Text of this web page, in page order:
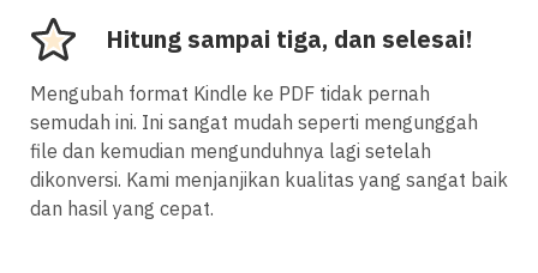
Hitung sampai tiga, dan selesai!
Mengubah format Kindle ke PDF tidak pernah
semudah ini. Ini sangat mudah seperti mengunggah
file dan kemudian mengunduhnya lagi setelah
dikonversi. Kami menjanjikan kualitas yang sangat baik
dan hasil yang cepat.